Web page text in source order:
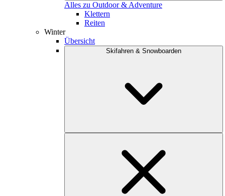
Alles zu Outdoor & Adventure
Klettern
Reiten
Winter
Übersicht
Skifahren & Snowboarden